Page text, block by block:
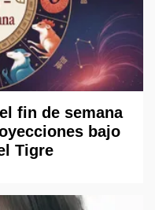
fin de semana
bajo
Tigre